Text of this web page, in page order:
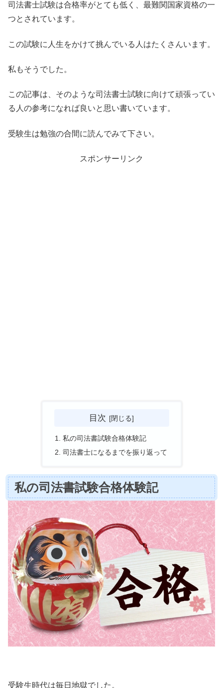
司法書士試験は合格率がとても低く、最難関国家資格の一
つとされています。
この試験に人生をかけて挑んでいる人はたくさんいます。
私もそうでした。
この記事は、そのような司法書士試験に向けて頑張ってい
る人の参考になれば良いと思い書いています。
受験生は勉強の合間に読んでみて下さい。
スポンサーリンク
目次
私の司法書試験合格体験記
司法書士になるまでを振り返って
私の司法書試験合格体験記
受験生時代は毎日地獄でした。